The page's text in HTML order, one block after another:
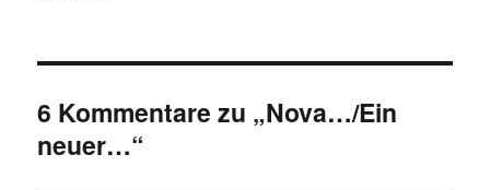
6 Kommentare zu „Nova…/Ein
neuer…“